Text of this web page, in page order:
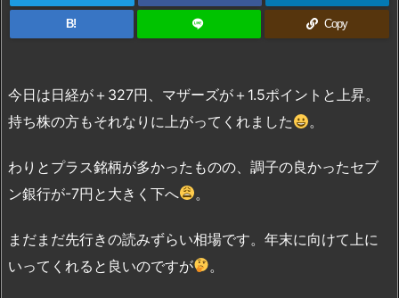
B! Copy
今日は日経が＋327円、マザーズが＋1.5ポイントと上昇。
持ち株の方もそれなりに上がってくれました
。
わりとプラス銘柄が多かったものの、調子の良かったセブ
ン銀行が-7円と大きく下へ
。
まだまだ先行きの読みずらい相場です。年末に向けて上に
いってくれると良いのですが
。